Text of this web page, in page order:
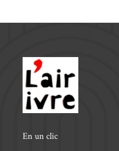
En un clic